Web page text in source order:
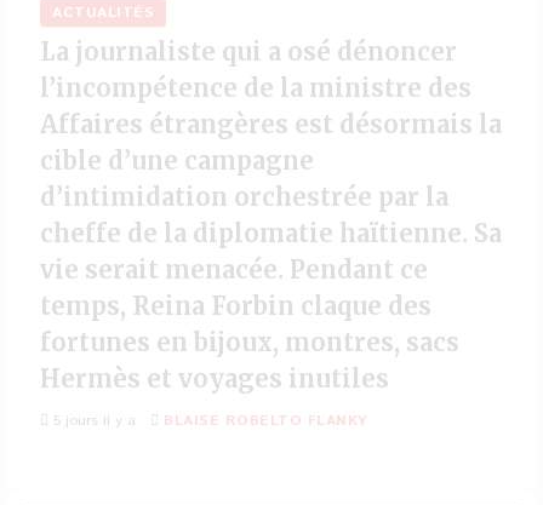
ACTUALITÉS
La journaliste qui a osé dénoncer
l’incompétence de la ministre des
Affaires étrangères est désormais la
cible d’une campagne
d’intimidation orchestrée par la
cheffe de la diplomatie haïtienne. Sa
vie serait menacée. Pendant ce
temps, Reina Forbin claque des
fortunes en bijoux, montres, sacs
Hermès et voyages inutiles
5 jours il y a BLAISE ROBELTO FLANKY